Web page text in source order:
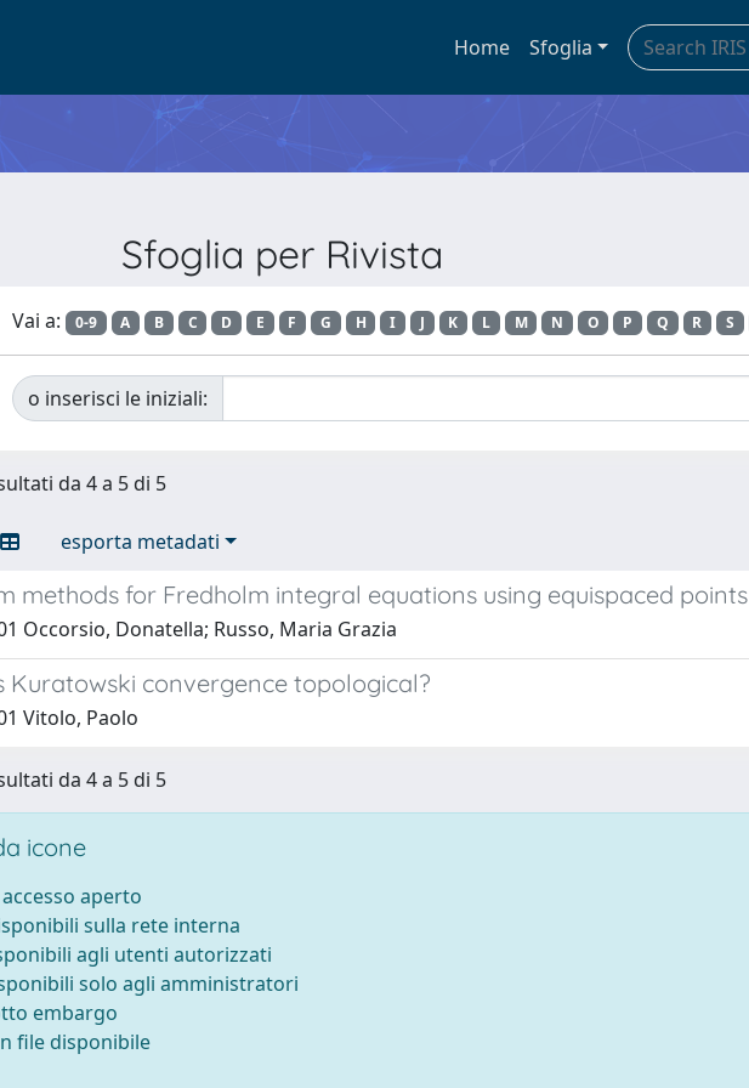
Home Sfoglia
Sfoglia per Rivista
Vai a: 0-9 A B C D E F G H I J K L M N O P Q R S
o inserisci le iniziali:
da 4 a 5 di 5
esporta metadati
methods for Fredholm integral equations using equispaced points
Occorsio, Donatella; Russo, Maria Grazia
Kuratowski convergence topological?
Vitolo, Paolo
da 4 a 5 di 5
icone
aperto
sulla rete interna
agli utenti autorizzati
solo agli amministratori
embargo
file disponibile